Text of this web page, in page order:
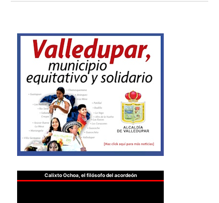
Calixto Ochoa, el filósofo del acordeón